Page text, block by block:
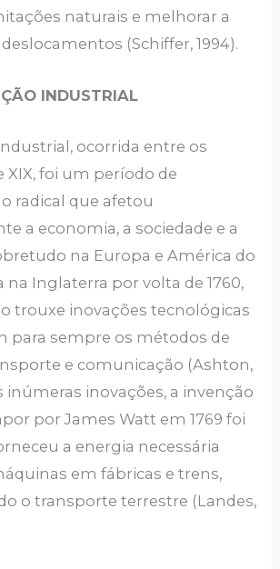
naturais e melhorar a
(Schiffer, 1994).
INDUSTRIAL
ocorrida entre os
XIX, foi um período de
radical que afetou
a economia, a sociedade e a
na Europa e América do
na Inglaterra por volta de 1760,
trouxe inovações tecnológicas
para sempre os métodos de
e comunicação (Ashton,
inúmeras inovações, a invenção
por James Watt em 1769 foi
a energia necessária
em fábricas e trens,
o transporte terrestre (Landes,